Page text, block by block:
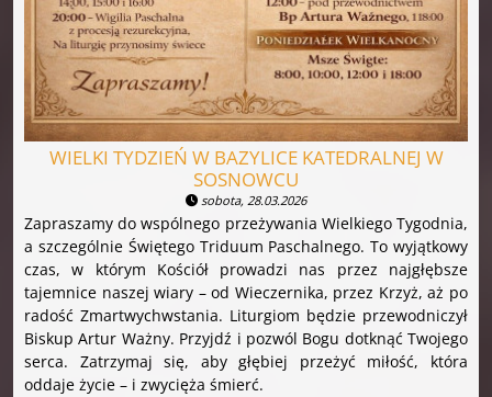
WIELKI TYDZIEŃ W BAZYLICE KATEDRALNEJ W
SOSNOWCU
sobota, 28.03.2026
Zapraszamy do wspólnego przeżywania Wielkiego Tygodnia,
a szczególnie Świętego Triduum Paschalnego. To wyjątkowy
czas, w którym Kościół prowadzi nas przez najgłębsze
tajemnice naszej wiary – od Wieczernika, przez Krzyż, aż po
radość Zmartwychwstania. Liturgiom będzie przewodniczył
Biskup Artur Ważny. Przyjdź i pozwól Bogu dotknąć Twojego
serca. Zatrzymaj się, aby głębiej przeżyć miłość, która
oddaje życie – i zwycięża śmierć.